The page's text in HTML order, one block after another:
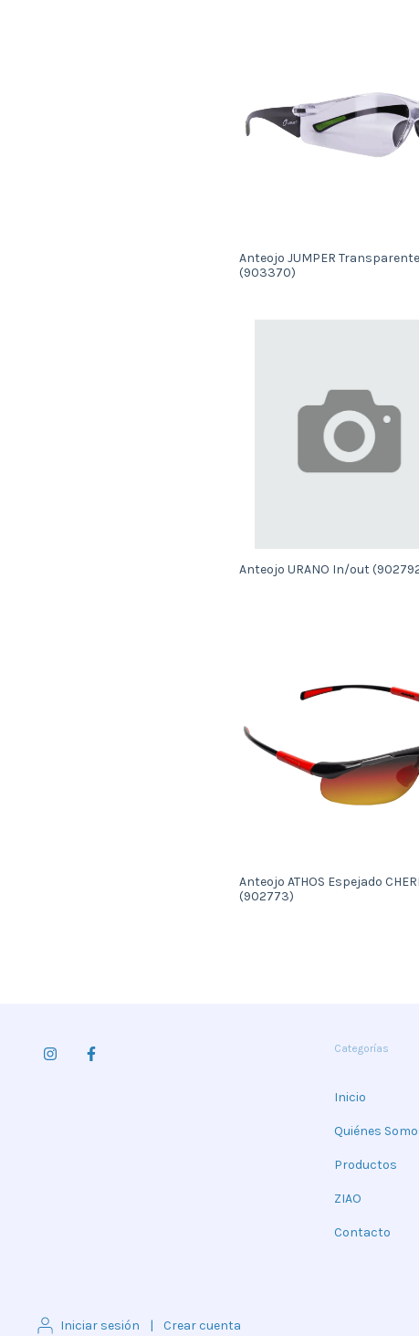
Anteojo JUMPER
(903370)
Anteojo URANO In/out
Anteojo ATHOS Espejado
(902773)
Categorías
Inicio
Quiénes
Productos
ZIAO
Contacto
Iniciar sesión | Crear cuenta